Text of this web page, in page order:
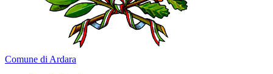
Comune di Ardara